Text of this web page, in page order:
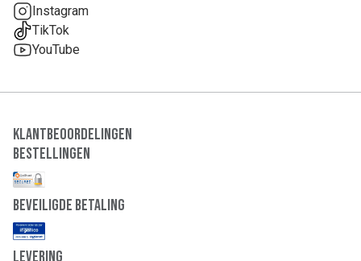
Instagram
TikTok
YouTube
Klantbeoordelingen
Bestellingen
Beveiligde Betaling
Levering